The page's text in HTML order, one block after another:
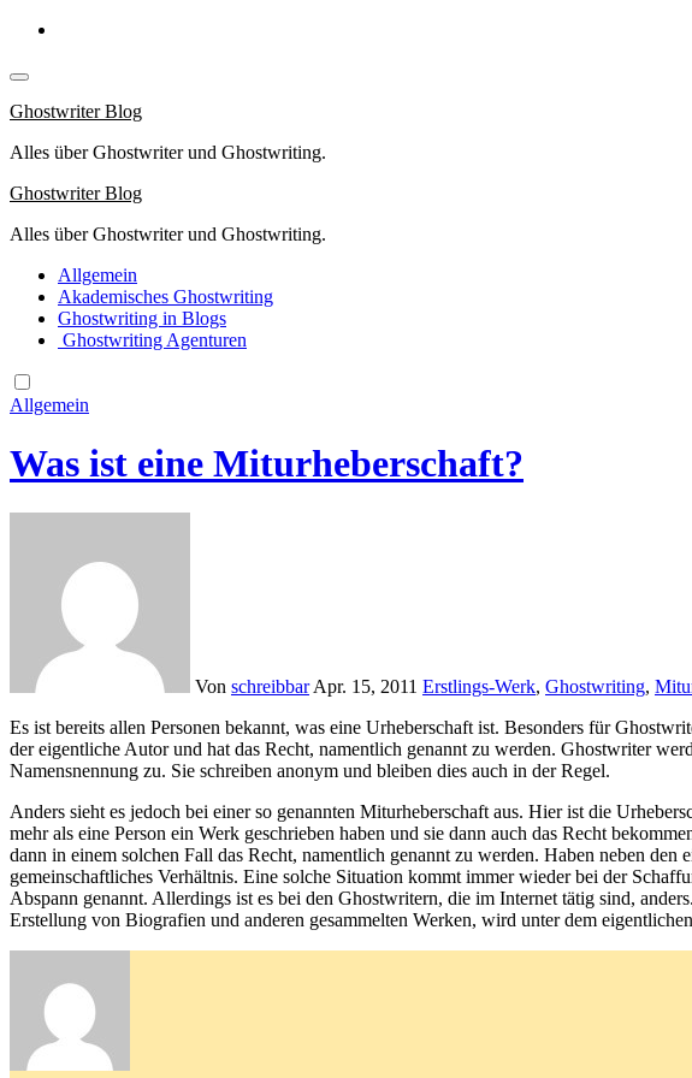
Springe
Inhalt
Ghostwriter Blog
Alles über Ghostwriter und Ghostwriting.
Ghostwriter Blog
Alles über Ghostwriter und Ghostwriting.
Allgemein
Akademisches Ghostwriting
Ghostwriting in Blogs
Ghostwriting Agenturen
Allgemein
Was ist eine Miturheberschaft?
Von schreibbar Apr. 15, 2011 Erstlings-Werk, Ghostwriting,
Es ist bereits allen Personen bekannt, was eine Urheberschaft ist. Besonders für Ghostwriter ist es wichtig zu wissen, in wie fern man Rechte an den geschriebenen Texten hat. Wem das Urheberrecht zusteht, ist
der eigentliche Autor und hat das Recht, namentlich genannt zu werden. Ghostwriter
Namensnennung zu. Sie schreiben anonym und bleiben dies auch in der Regel.
Anders sieht es jedoch bei einer so genannten Miturheberschaft aus. Hier ist die
mehr als eine Person ein Werk geschrieben haben und sie dann auch das Recht
dann in einem solchen Fall das Recht, namentlich genannt zu werden. Haben neben
gemeinschaftliches Verhältnis. Eine solche Situation kommt immer wieder bei der
Abspann genannt. Allerdings ist es bei den Ghostwritern, die im Internet tätig sind,
Erstellung von Biografien und anderen gesammelten Werken, wird unter dem